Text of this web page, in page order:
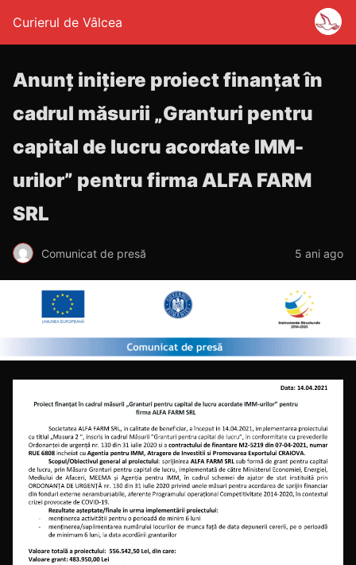
Curierul de Vâlcea
Anunț inițiere proiect finanțat în
cadrul măsurii „Granturi pentru
capital de lucru acordate IMM-
urilor” pentru firma ALFA FARM
SRL
Comunicat de presă 5 ani ago